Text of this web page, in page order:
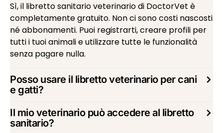
Sì, il libretto sanitario veterinario di DoctorVet è
completamente gratuito. Non ci sono costi nascosti
né abbonamenti. Puoi registrarti, creare profili per
tutti i tuoi animali e utilizzare tutte le funzionalità
senza pagare nulla.
Posso usare il libretto veterinario per cani
e gatti?
Il mio veterinario può accedere al libretto
sanitario?